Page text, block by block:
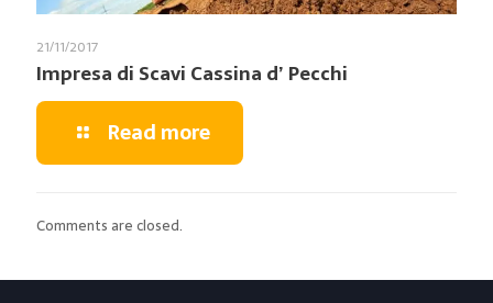
21/11/2017
Impresa di Scavi Cassina d’ Pecchi
Read more
Comments are closed.